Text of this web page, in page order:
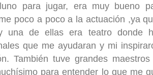
para jugar, era muy bueno
poco a poco a la actuación ,ya
una de ellas era teatro donde
que me ayudaran y mi
También tuve grandes
para entender lo que me